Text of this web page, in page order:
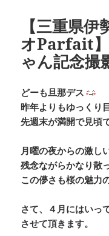
【三重県
オParfait
ゃん記念
どーも旦那デス
昨年よりもゆっくり
先週末が満開で見頃
月曜の夜からの激し
残念ながらかなり散
この儚さも桜の魅力
さて、４月にはいっ
させて頂きます。